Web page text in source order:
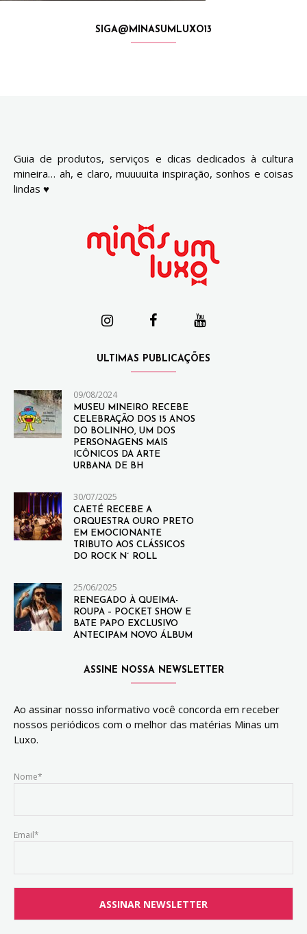
SIGA@MINASUMLUXO13
Guia de produtos, serviços e dicas dedicados à cultura
mineira… ah, e claro, muuuuita inspiração, sonhos e coisas
lindas ♥
ULTIMAS PUBLICAÇÕES
09/08/2024
MUSEU MINEIRO RECEBE
CELEBRAÇÃO DOS 15 ANOS
DO BOLINHO, UM DOS
PERSONAGENS MAIS
ICÔNICOS DA ARTE
URBANA DE BH
30/07/2025
CAETÉ RECEBE A
ORQUESTRA OURO PRETO
EM EMOCIONANTE
TRIBUTO AOS CLÁSSICOS
DO ROCK N´ ROLL
25/06/2025
RENEGADO À QUEIMA-
ROUPA – POCKET SHOW E
BATE PAPO EXCLUSIVO
ANTECIPAM NOVO ÁLBUM
ASSINE NOSSA NEWSLETTER
Ao assinar nosso informativo você concorda em receber
nossos periódicos com o melhor das matérias Minas um
Luxo.
Nome*
Email*